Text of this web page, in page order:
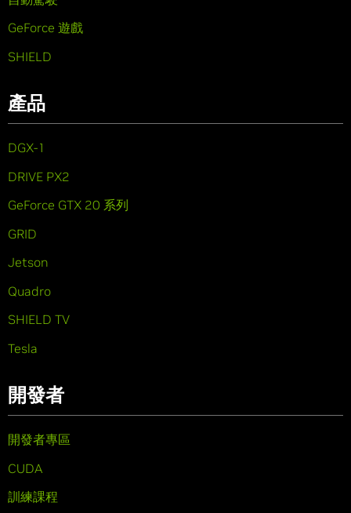
GeForce 遊戲
SHIELD
產品
DGX-1
DRIVE PX2
GeForce GTX 20 系列
GRID
Jetson
Quadro
SHIELD TV
Tesla
開發者
開發者專區
CUDA
訓練課程